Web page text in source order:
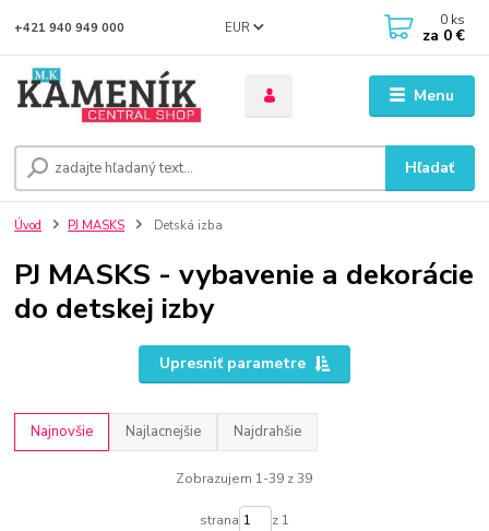
Menu
EUR
Hľadať
+421 940 949 000 0 ks
za 0 €
Úvod PJ MASKS Detská izba
PJ MASKS - vybavenie a dekorácie
do detskej izby
Upresniť parametre
Najnovšie Najlacnejšie Najdrahšie
Zobrazujem 1-39 z 39
strana z 1